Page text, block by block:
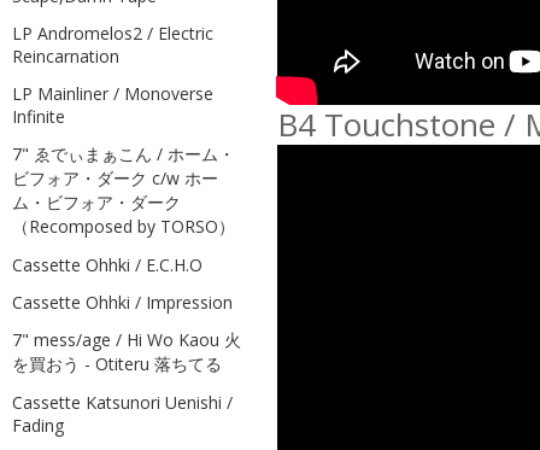
B4 Touchstone /
LP Andromelos2 / Electric
Reincarnation
LP Mainliner / Monoverse
Infinite
7" ゑでぃまぁこん / ホーム・
ビフォア・ダーク c/w ホー
ム・ビフォア・ダーク
（Recomposed by TORSO）
Cassette Ohhki / E.C.H.O
Cassette Ohhki / Impression
7" mess/age / Hi Wo Kaou 火
を買おう - Otiteru 落ちてる
Cassette Katsunori Uenishi /
Fading